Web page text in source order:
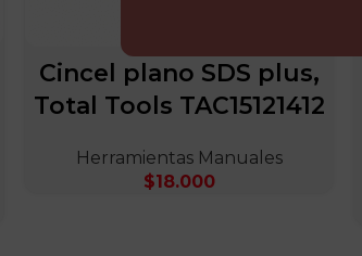
Cincel plano SDS plus,
Total Tools TAC15121412
Herramientas Manuales
$18.000